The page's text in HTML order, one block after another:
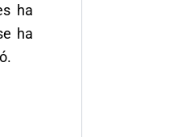
ha
ha